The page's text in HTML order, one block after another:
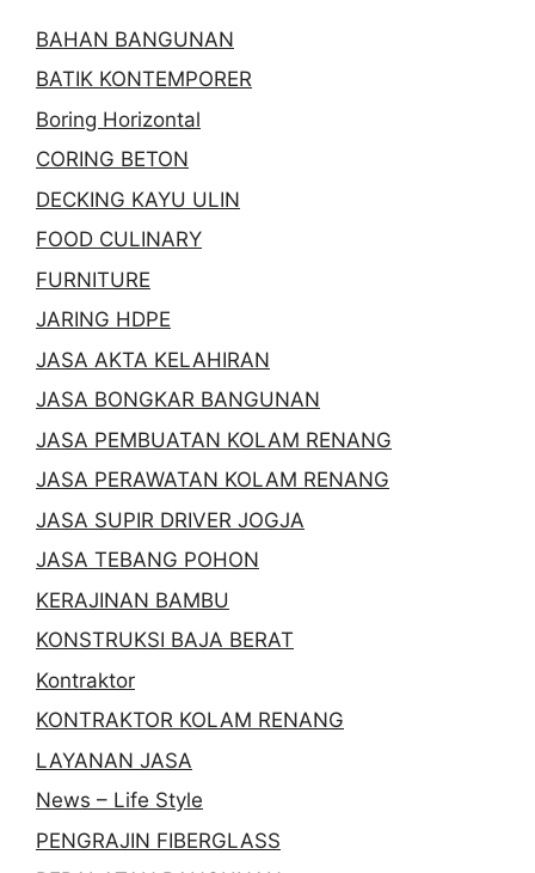
BAHAN BANGUNAN
BATIK KONTEMPORER
Boring Horizontal
CORING BETON
DECKING KAYU ULIN
FOOD CULINARY
FURNITURE
JARING HDPE
JASA AKTA KELAHIRAN
JASA BONGKAR BANGUNAN
JASA PEMBUATAN KOLAM RENANG
JASA PERAWATAN KOLAM RENANG
JASA SUPIR DRIVER JOGJA
JASA TEBANG POHON
KERAJINAN BAMBU
KONSTRUKSI BAJA BERAT
Kontraktor
KONTRAKTOR KOLAM RENANG
LAYANAN JASA
News – Life Style
PENGRAJIN FIBERGLASS